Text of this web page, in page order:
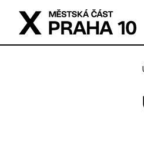
Přejít na hlavní obsah